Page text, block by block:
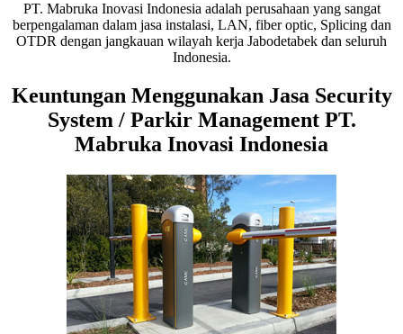
PT. Mabruka Inovasi Indonesia adalah perusahaan yang sangat
berpengalaman dalam jasa instalasi, LAN, fiber optic, Splicing dan
OTDR dengan jangkauan wilayah kerja Jabodetabek dan seluruh
Indonesia.
Keuntungan Menggunakan Jasa Security
System / Parkir Management PT.
Mabruka Inovasi Indonesia